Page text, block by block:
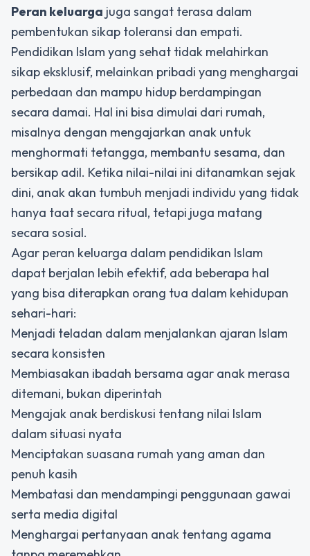
Peran keluarga juga sangat terasa dalam
pembentukan sikap toleransi dan empati.
Pendidikan Islam yang sehat tidak melahirkan
sikap eksklusif, melainkan pribadi yang menghargai
perbedaan dan mampu hidup berdampingan
secara damai. Hal ini bisa dimulai dari rumah,
misalnya dengan mengajarkan anak untuk
menghormati tetangga, membantu sesama, dan
bersikap adil. Ketika nilai-nilai ini ditanamkan sejak
dini, anak akan tumbuh menjadi individu yang tidak
hanya taat secara ritual, tetapi juga matang
secara sosial.
Agar peran keluarga dalam pendidikan Islam
dapat berjalan lebih efektif, ada beberapa hal
yang bisa diterapkan orang tua dalam kehidupan
sehari-hari:
Menjadi teladan dalam menjalankan ajaran Islam
secara konsisten
Membiasakan ibadah bersama agar anak merasa
ditemani, bukan diperintah
Mengajak anak berdiskusi tentang nilai Islam
dalam situasi nyata
Menciptakan suasana rumah yang aman dan
penuh kasih
Membatasi dan mendampingi penggunaan gawai
serta media digital
Menghargai pertanyaan anak tentang agama